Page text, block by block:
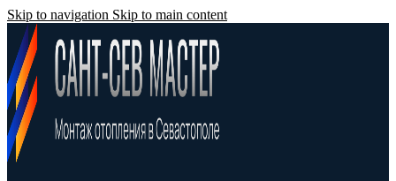
Skip to navigation Skip to main content